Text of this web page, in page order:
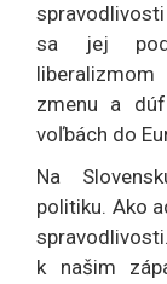
sa jej
liberalizmom
zmenu a
voľbách do
Na
politiku. Ako
k našim